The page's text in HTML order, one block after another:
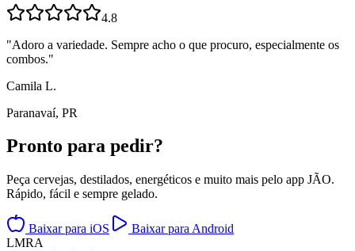
4.8
"Adoro a variedade. Sempre acho o que procuro, especialmente os
combos."
Camila L.
Paranavaí, PR
Pronto para pedir?
Peça cervejas, destilados, energéticos e muito mais pelo app JÃO.
Rápido, fácil e sempre gelado.
Baixar para iOS
Baixar para Android
LMRA